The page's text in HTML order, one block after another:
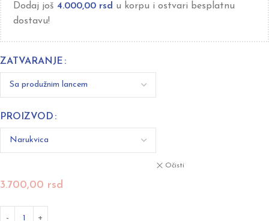
Dodaj još 4.000,00 rsd u korpu i ostvari besplatnu
dostavu!
ZATVARANJE
PROIZVOD
Očisti
3.700,00 rsd